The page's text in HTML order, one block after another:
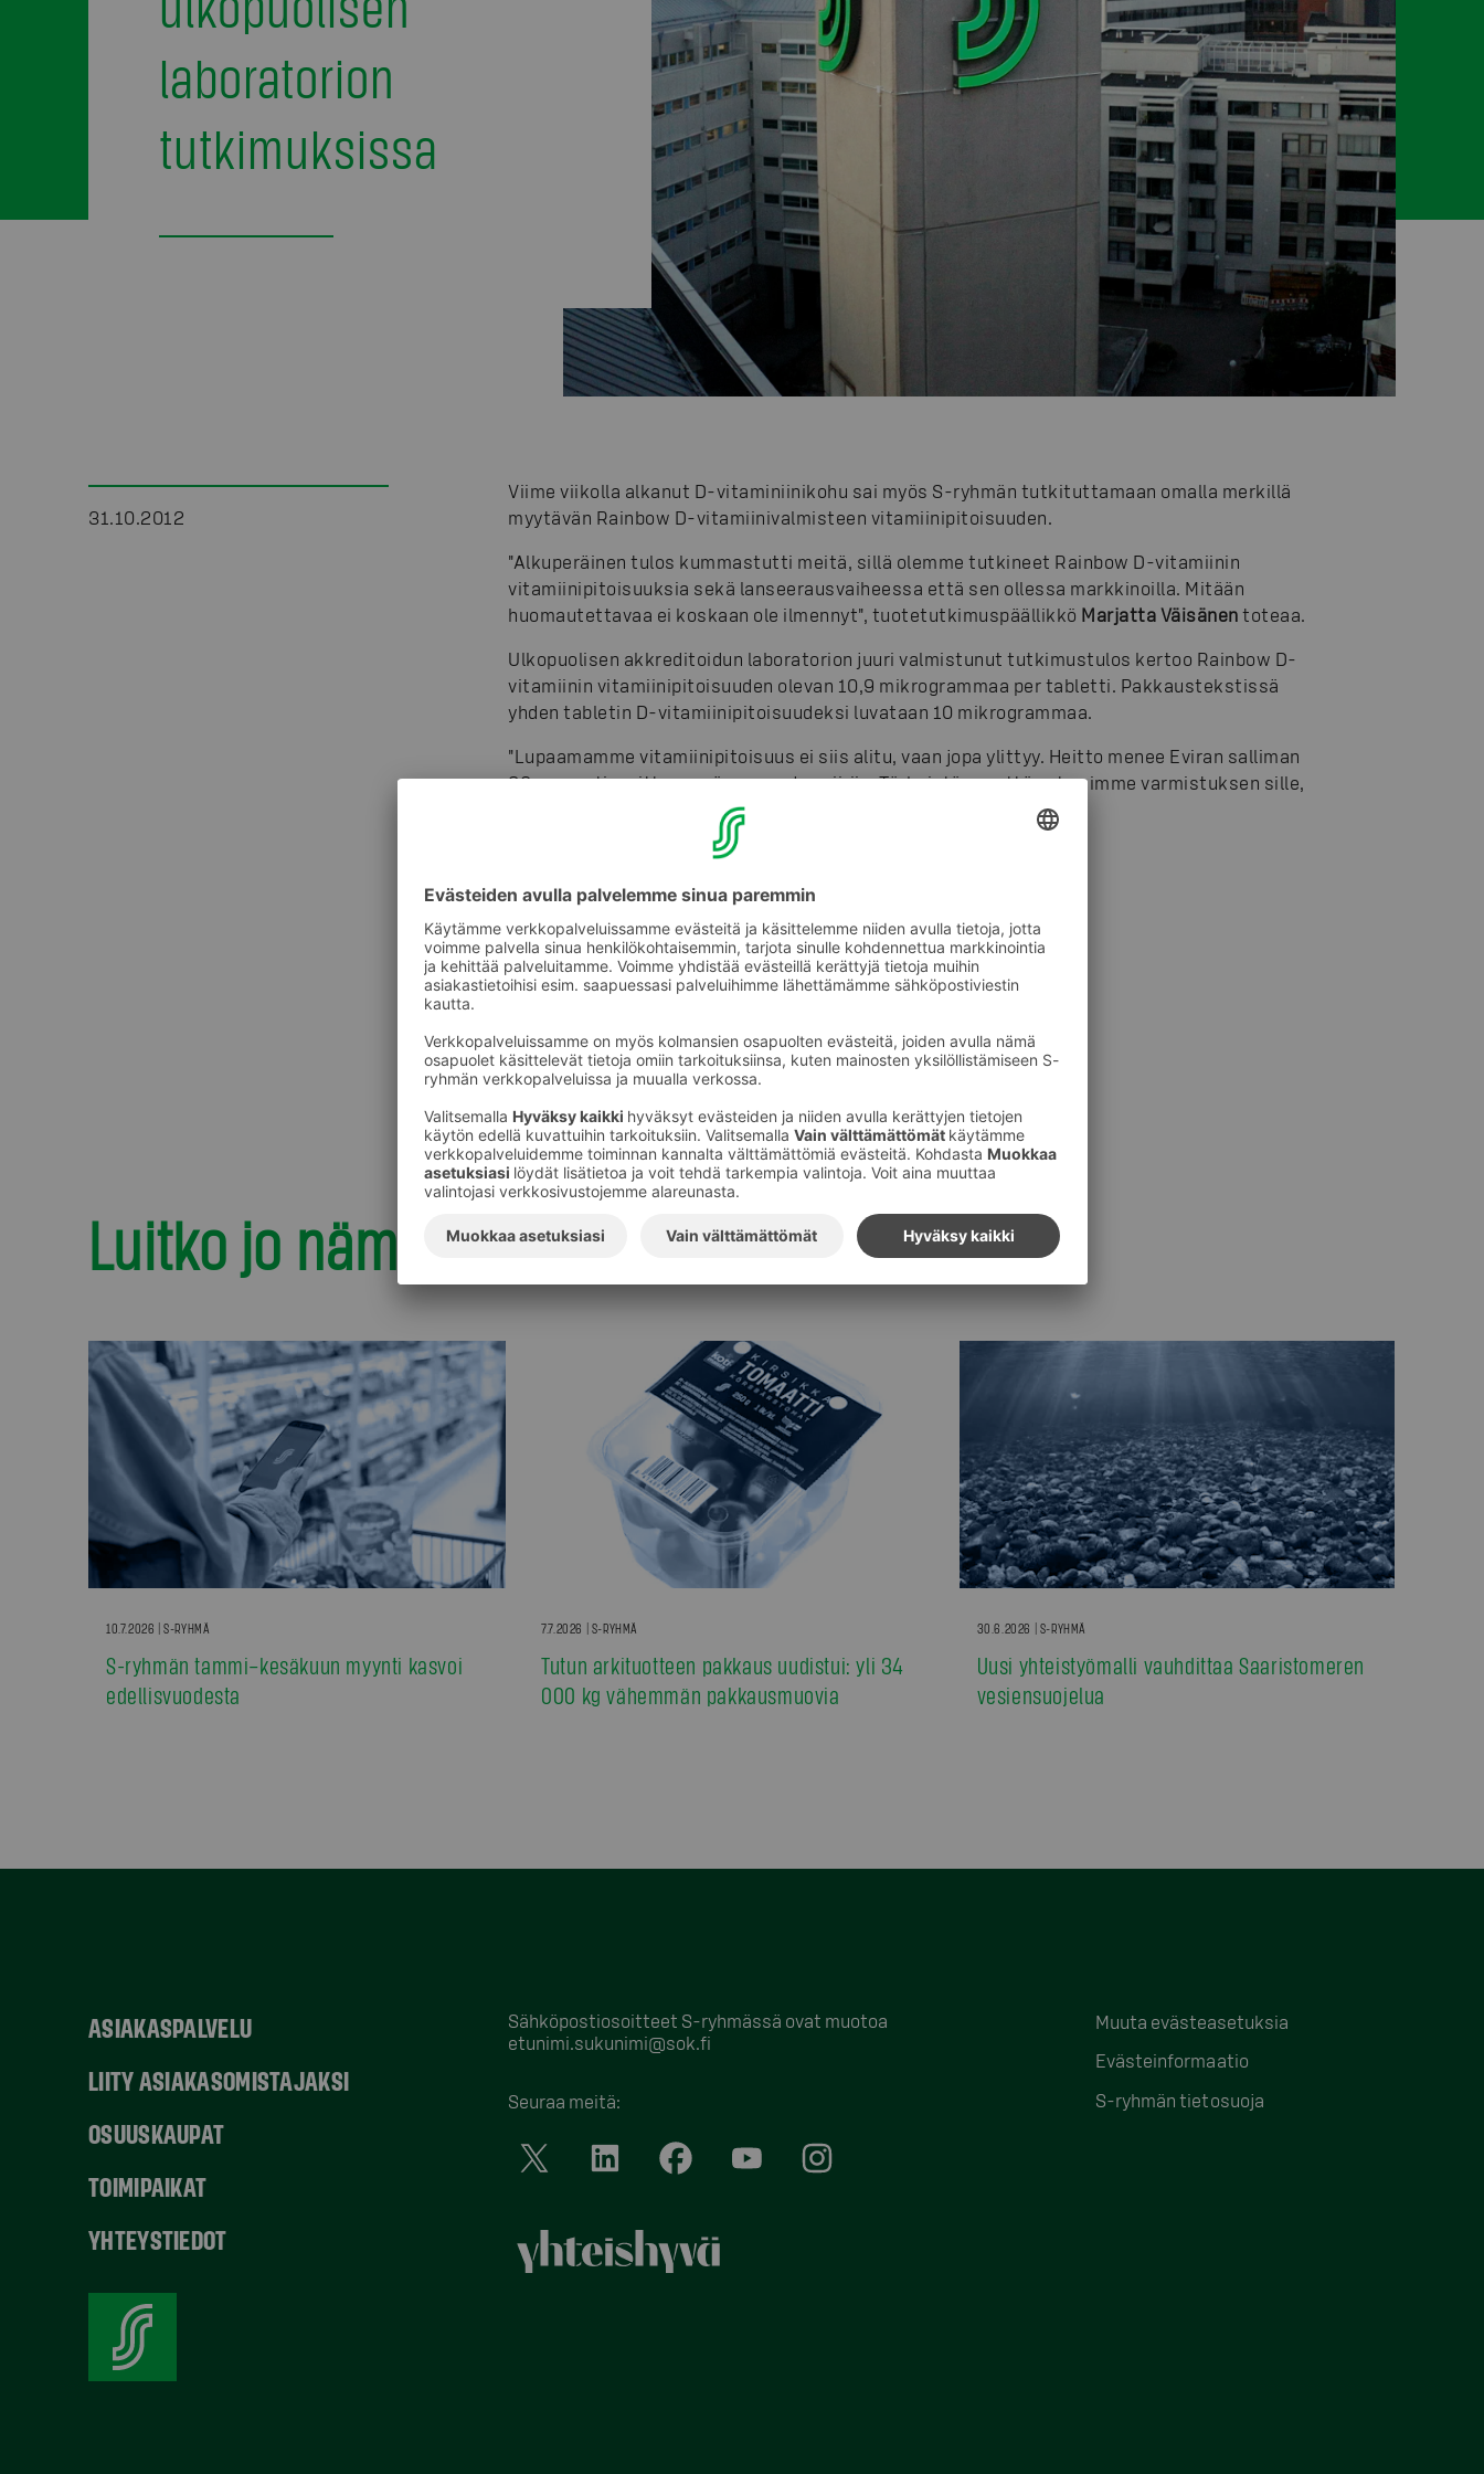
laboratorion
tutkimuksissa
31.10.2012
Viime viikolla alkanut D-vitaminiinikohu sai myös S-ryhmän tutkituttamaan omalla merkillä
myytävän Rainbow D-vitamiinivalmisteen vitamiinipitoisuuden.
"Alkuperäinen tulos kummastutti meitä, sillä olemme tutkineet Rainbow D-vitamiinin
vitamiinipitoisuuksia sekä lanseerausvaiheessa että sen ollessa markkinoilla. Mitään
huomautettavaa ei koskaan ole ilmennyt", tuotetutkimuspäällikkö Marjatta Väisänen toteaa.
Ulkopuolisen akkreditoidun laboratorion juuri valmistunut tutkimustulos kertoo Rainbow D-
vitamiinin vitamiinipitoisuuden olevan 10,9 mikrogrammaa per tabletti. Pakkaustekstissä
yhden tabletin D-vitamiinipitoisuudeksi luvataan 10 mikrogrammaa.
"Lupaamamme vitamiinipitoisuus ei siis alitu, vaan jopa ylittyy. Heitto menee Eviran salliman
20 prosentin mittausepävarmuuden piiriin. Tärkeintä on, että nyt saimme varmistuksen sille,
että tuotteesta asiakkaillemme antama lupaus täyttyy."
Tilaa S-ryhmän tiedotteet
Luitko jo nämä?
10.7.2026 | S-RYHMÄ
S-ryhmän tammi–kesäkuun myynti kasvoi
edellisvuodesta
7.7.2026 | S-RYHMÄ
Tutun arkituotteen pakkaus uudistui: yli 34
000 kg vähemmän pakkausmuovia
30.6.2026 | S-RYHMÄ
Uusi yhteistyömalli vauhdittaa Saaristomeren
vesiensuojelua
ASIAKASPALVELU
LIITY ASIAKASOMISTAJAKSI
OSUUSKAUPAT
TOIMIPAIKAT
YHTEYSTIEDOT
Sähköpostiosoitteet S-ryhmässä ovat muotoa
etunimi.sukunimi@sok.fi
Seuraa meitä:
Muuta evästeasetuksia
Evästeinformaatio
S-ryhmän tietosuoja